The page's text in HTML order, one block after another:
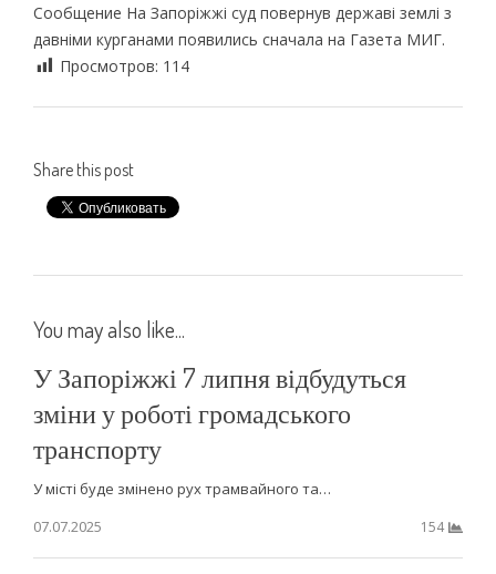
Сообщение На Запоріжжі суд повернув державі землі з
давніми курганами появились сначала на Газета МИГ.
Просмотров: 114
Share this post
You may also like...
У Запоріжжі 7 липня відбудуться
зміни у роботі громадського
транспорту
У місті буде змінено рух трамвайного та…
07.07.2025
154